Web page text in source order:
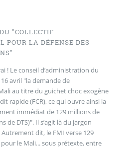
"COLLECTIF
POUR LA DÉFENSE DES
! Le conseil d’administration du
avril "la demande de
au titre du guichet choc exogène
rapide (FCR), ce qui ouvre ainsi la
immédiat de 129 millions de
de DTS)". Il s’agit là du jargon
dit, le FMI verse 129
le Mali... sous prétexte, entre